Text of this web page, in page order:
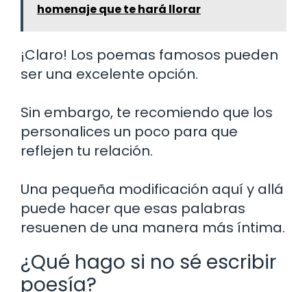
homenaje que te hará llorar
¡Claro! Los poemas famosos pueden
ser una excelente opción.
Sin embargo, te recomiendo que los
personalices un poco para que
reflejen tu relación.
Una pequeña modificación aquí y allá
puede hacer que esas palabras
resuenen de una manera más íntima.
¿Qué hago si no sé escribir
poesía?